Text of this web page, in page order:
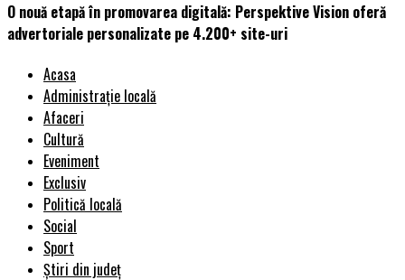
O nouă etapă în promovarea digitală: Perspektive Vision oferă
advertoriale personalizate pe 4.200+ site-uri
Acasa
Administrație locală
Afaceri
Cultură
Eveniment
Exclusiv
Politică locală
Social
Sport
Știri din județ